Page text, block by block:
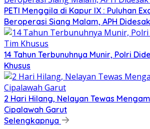
PETI Menggila di Kapur IX : Puluhan
Beroperasi Siang Malam, APH
14 Tahun Terbunuhnya Munir, Polri
Khusus
2 Hari Hilang, Nelayan Tewas
Cipalawah Garut
Selengkapnya